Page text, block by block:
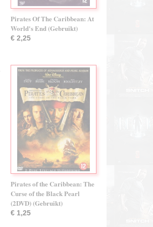
Pirates Of The Caribbean: At
World's End (Gebruikt)
€ 2,25
Pirates of the Caribbean: The
Curse of the Black Pearl
(2DVD) (Gebruikt)
€ 1,25